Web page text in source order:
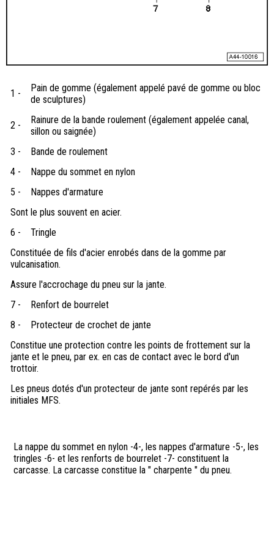
1 -
Pain de gomme (également appelé pavé de gomme ou bloc
de sculptures)
2 -
Rainure de la bande roulement (également appelée canal,
sillon ou saignée)
3 -
Bande de roulement
4 -
Nappe du sommet en nylon
5 -
Nappes d'armature
Sont le plus souvent en acier.
6 -
Tringle
Constituée de fils d'acier enrobés dans de la gomme par
vulcanisation.
Assure l'accrochage du pneu sur la jante.
7 -
Renfort de bourrelet
8 -
Protecteur de crochet de jante
Constitue une protection contre les points de frottement sur la
jante et le pneu, par ex. en cas de contact avec le bord d'un
trottoir.
Les pneus dotés d'un protecteur de jante sont repérés par les
initiales MFS.
La nappe du sommet en nylon -4-, les nappes d'armature -5-, les
tringles -6- et les renforts de bourrelet -7- constituent la
carcasse. La carcasse constitue la " charpente " du pneu.